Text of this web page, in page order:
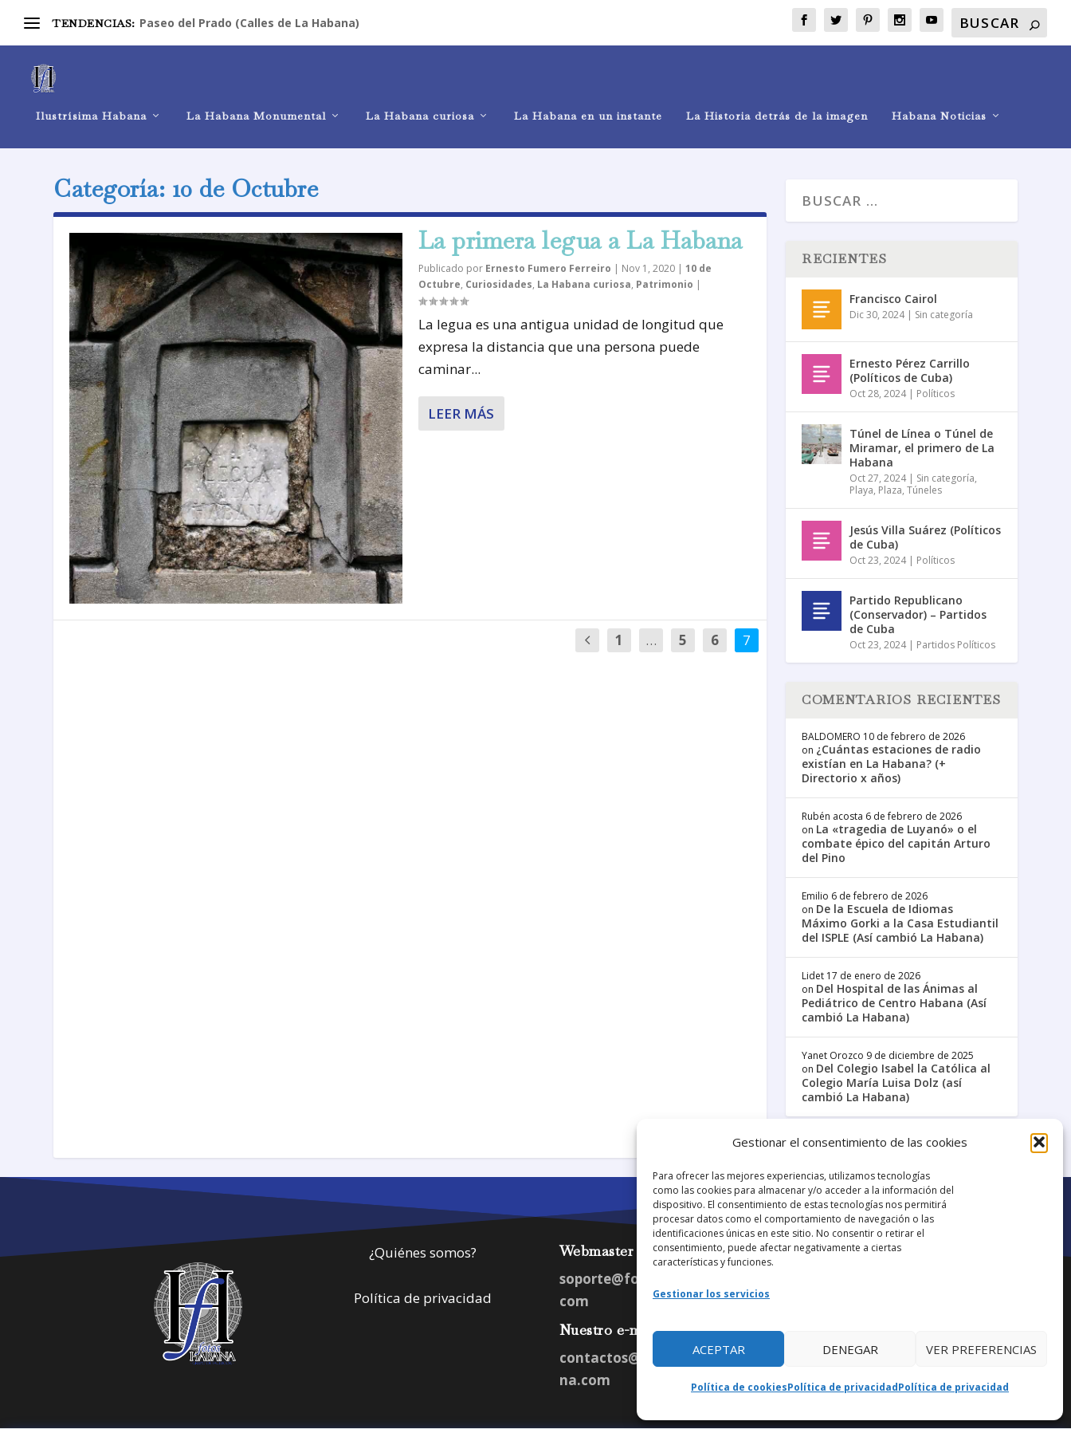
Gestionar el consentimiento de las cookies
Para ofrecer las mejores experiencias, utilizamos tecnologías
como las cookies para almacenar y/o acceder a la información del
dispositivo. El consentimiento de estas tecnologías nos permitirá
procesar datos como el comportamiento de navegación o las
identificaciones únicas en este sitio. No consentir o retirar el
consentimiento, puede afectar negativamente a ciertas
características y funciones.
Gestionar los servicios
ACEPTAR DENEGAR VER PREFERENCIAS
Política de cookiesPolítica de privacidadPolítica de privacidad
TENDENCIAS: Paseo del Prado (Calles de La Habana)
Ilustrísima Habana La Habana Monumental La Habana curiosa La Habana en un instante La Historia detrás de la imagen Habana Noticias
Categoría: 10 de Octubre
La primera legua a La Habana
Publicado por Ernesto Fumero Ferreiro | Nov 1, 2020| 10 de
Octubre, Curiosidades, La Habana curiosa, Patrimonio |
La legua es una antigua unidad de longitud que
expresa la distancia que una persona puede
caminar...
LEER MÁS
1 … 5 6 7
RECIENTES
Francisco Cairol
Dic 30, 2024| Sin categoría
Ernesto Pérez Carrillo
(Políticos de Cuba)
Oct 28, 2024| Políticos
Túnel de Línea o Túnel de
Miramar, el primero de La
Habana
Oct 27, 2024| Sin categoría,
Playa, Plaza,Túneles
Jesús Villa Suárez (Políticos
de Cuba)
Oct 23, 2024| Políticos
Partido Republicano
(Conservador) – Partidos
de Cuba
Oct 23, 2024| Partidos Políticos
COMENTARIOS RECIENTES
BALDOMERO 10 de febrero de 2026
on ¿Cuántas estaciones de radio
existían en La Habana? (+
Directorio x años)
Rubén acosta 6 de febrero de 2026
on La «tragedia de Luyanó» o el
combate épico del capitán Arturo
del Pino
Emilio 6 de febrero de 2026
on De la Escuela de Idiomas
Máximo Gorki a la Casa Estudiantil
del ISPLE (Así cambió La Habana)
Lidet 17 de enero de 2026
on Del Hospital de las Ánimas al
Pediátrico de Centro Habana (Así
cambió La Habana)
Yanet Orozco 9 de diciembre de 2025
on Del Colegio Isabel la Católica al
Colegio María Luisa Dolz (así
cambió La Habana)
Galería de Videos
¿Quiénes somos?
Política de privacidad
Webmaster
soporte@fotosdlahabana.
com
Nuestro e-mail:
contactos@fotosdlahaba
na.com